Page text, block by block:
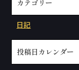
カテゴリー
日記
投稿日カレンダー